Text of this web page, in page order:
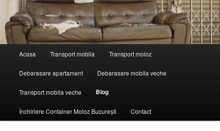
Acasa Transport mobila Transport moloz
Debarasare apartament Debarasare mobila veche
Transport mobila veche Blog
Închiriere Container Moloz București Contact